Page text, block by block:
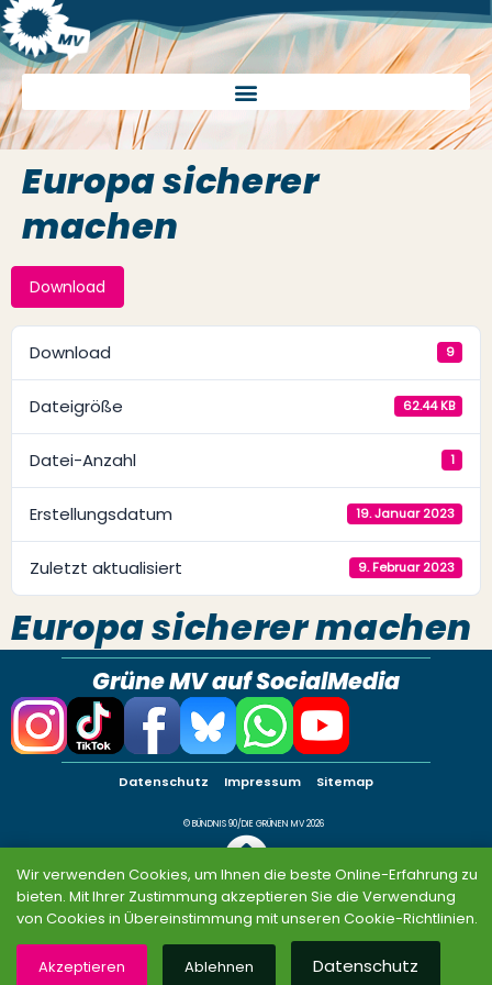
Europa sicherer
machen
Download
Download 9
Dateigröße 62.44 KB
Datei-Anzahl 1
Erstellungsdatum 19. Januar 2023
Zuletzt aktualisiert 9. Februar 2023
Europa sicherer machen
Grüne MV auf SocialMedia
Datenschutz Impressum Sitemap
© BÜNDNIS 90/DIE GRÜNEN MV 2026
Wir verwenden Cookies, um Ihnen die beste Online-Erfahrung zu
bieten. Mit Ihrer Zustimmung akzeptieren Sie die Verwendung
von Cookies in Übereinstimmung mit unseren Cookie-Richtlinien.
Akzeptieren Ablehnen Datenschutz